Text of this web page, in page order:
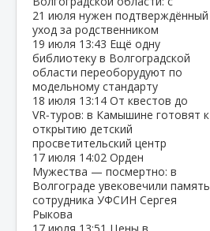
21 июля нужен подтверждённый
уход за родственником
19 июля 13:43 Ещё одну
библиотеку в Волгоградской
области переоборудуют по
модельному стандарту
18 июля 13:14 От квестов до
VR‑туров: в Камышине готовят к
открытию детский
просветительский центр
17 июля 14:02 Орден
Мужества — посмертно: в
Волгограде увековечили память
сотрудника УФСИН Сергея
Рыкова